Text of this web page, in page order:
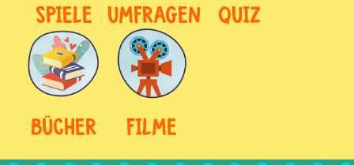
SPIELE UMFRAGEN QUIZ
BÜCHER FILME